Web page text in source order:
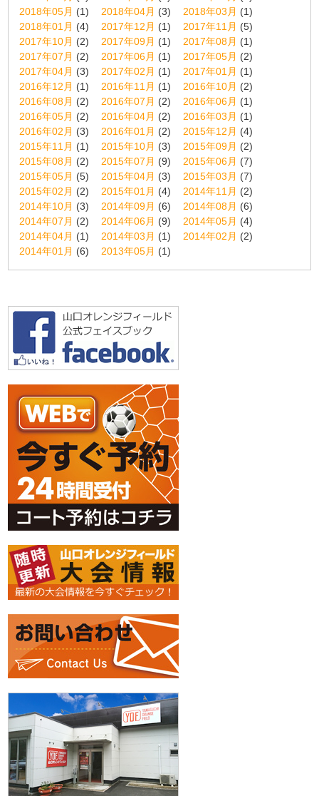
2018年05月 (1) 2018年04月 (3) 2018年03月 (1)
2018年01月 (4) 2017年12月 (1) 2017年11月 (5)
2017年10月 (2) 2017年09月 (1) 2017年08月 (1)
2017年07月 (2) 2017年06月 (1) 2017年05月 (2)
2017年04月 (3) 2017年02月 (1) 2017年01月 (1)
2016年12月 (1) 2016年11月 (1) 2016年10月 (2)
2016年08月 (2) 2016年07月 (2) 2016年06月 (1)
2016年05月 (2) 2016年04月 (2) 2016年03月 (1)
2016年02月 (3) 2016年01月 (2) 2015年12月 (4)
2015年11月 (1) 2015年10月 (3) 2015年09月 (2)
2015年08月 (2) 2015年07月 (9) 2015年06月 (7)
2015年05月 (5) 2015年04月 (3) 2015年03月 (7)
2015年02月 (2) 2015年01月 (4) 2014年11月 (2)
2014年10月 (3) 2014年09月 (6) 2014年08月 (6)
2014年07月 (2) 2014年06月 (9) 2014年05月 (4)
2014年04月 (1) 2014年03月 (1) 2014年02月 (2)
2014年01月 (6) 2013年05月 (1)